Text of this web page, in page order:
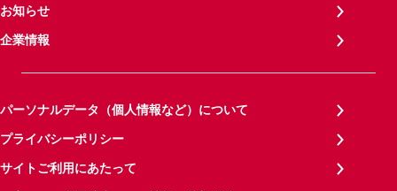
お知らせ
企業情報
パーソナルデータ（個人情報など）について
プライバシーポリシー
サイトご利用にあたって